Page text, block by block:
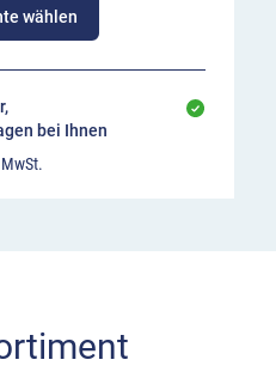
wählen
bei Ihnen